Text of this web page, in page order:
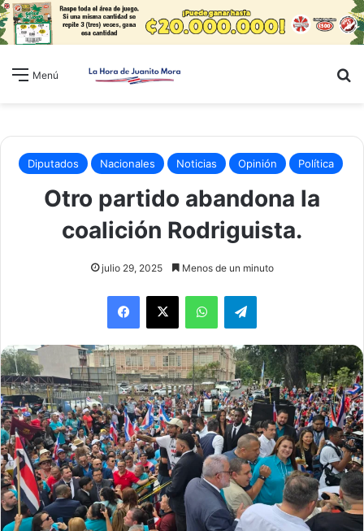
Menú
Diputados Nacionales Noticias Opinión Política
Otro partido abandona la
coalición Rodriguista.
julio 29, 2025 Menos de un minuto
WhatsAppTelegram